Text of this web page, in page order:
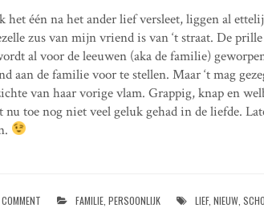
één na het ander lief versleet, liggen al
zus van mijn vriend is van ‘t straat. De
al voor de leeuwen (aka de familie)
aan de familie voor te stellen. Maar ‘t mag
van haar vorige vlam. Grappig, knap en
toe nog niet veel geluk gehad in de liefde.
COMMENT FAMILIE ,PERSOONLIJK LIEF,NIEUW ,